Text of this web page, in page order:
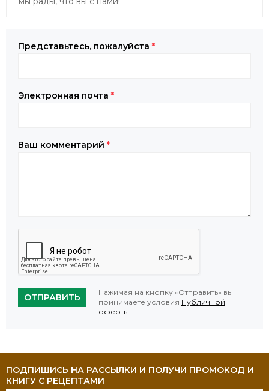
Представьтесь, пожалуйста *
Электронная почта *
Ваш комментарий *
ОТПРАВИТЬ
Нажимая на кнопку «Отправить» вы
принимаете условия Публичной
оферты
ПОДПИШИСЬ НА РАССЫЛКИ И ПОЛУЧИ ПРОМОКОД И
КНИГУ С РЕЦЕПТАМИ